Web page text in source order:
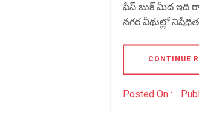
ఫేస్ బుక్ మీద ఇది
నగర వీథుల్లో
CONTINUE
Posted On :